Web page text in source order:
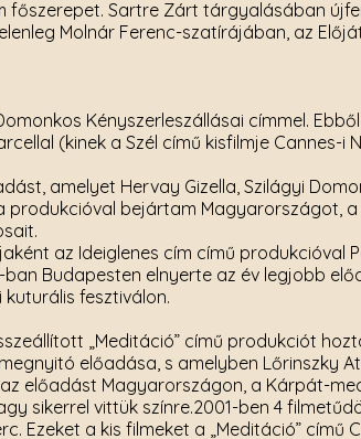
Sartre Zárt tárgyalásában
Molnár Ferenc-szatírájában, az
Kényszerleszállásai címmel.
(kinek a Szél című kisfilmje Cannes-
amelyet Hervay Gizella, Szilágyi
produkcióval bejártam Magyarországot,
az Ideiglenes cím című produkcióval
Budapesten elnyerte az év legjobb
fesztiválon.
„Meditáció” című produkciót
előadása, s amelyben Lőrinszky
előadást Magyarországon, a Kárpát-
sikerrel vittük színre.2001-ben 4
Ezeket a kis filmeket a „Meditáció” című